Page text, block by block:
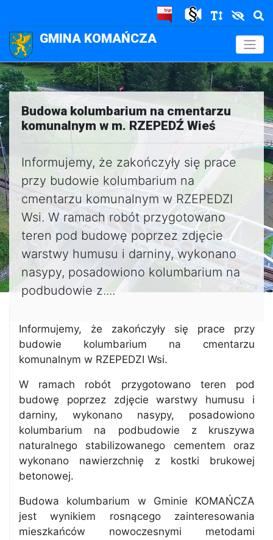
GMINA KOMAŃCZA .
Budowa kolumbarium na cmentarzu
komunalnym w m. RZEPEDŹ Wieś
Informujemy, że zakończyły się prace
przy budowie kolumbarium na
cmentarzu komunalnym w RZEPEDZI
Wsi. W ramach robót przygotowano
teren pod budowę poprzez zdjęcie
warstwy humusu i darniny, wykonano
nasypy, posadowiono kolumbarium na
podbudowie z....
Informujemy, że zakończyły się prace przy
budowie kolumbarium na cmentarzu
komunalnym w RZEPEDZI Wsi.
W ramach robót przygotowano teren pod
budowę poprzez zdjęcie warstwy humusu i
darniny, wykonano nasypy, posadowiono
kolumbarium na podbudowie z kruszywa
naturalnego stabilizowanego cementem oraz
wykonano nawierzchnię z kostki brukowej
betonowej.
Budowa kolumbarium w Gminie KOMAŃCZA
jest wynikiem rosnącego zainteresowania
mieszkańców nowoczesnymi metodami